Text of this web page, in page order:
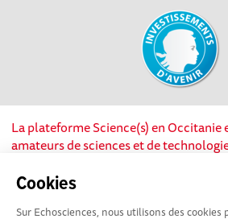
Cookies
Sur Echosciences, nous utilisons des
La plateforme Science(s) en Occitanie
amateurs de sciences et de
soutien de nombreux acteurs locaux.